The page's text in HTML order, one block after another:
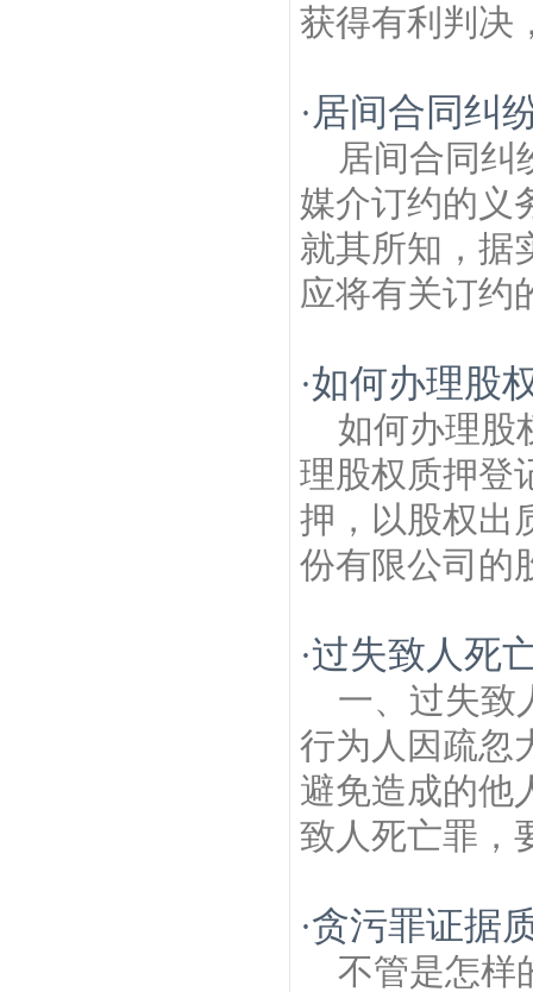
获得有利判决
·居间合同纠
居间合同纠
媒介订约的义
就其所知，据
应将有关订约
·如何办理股
如何办理股
理股权质押登
押，以股权出
份有限公司的
·过失致人死
一、过失致
行为人因疏忽
避免造成的他
致人死亡罪，
·贪污罪证据
不管是怎样